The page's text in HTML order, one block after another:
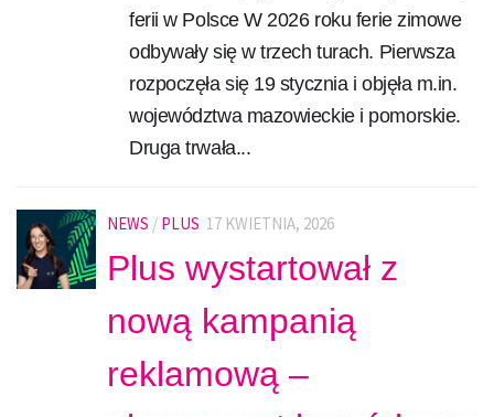
ferii w Polsce W 2026 roku ferie zimowe
odbywały się w trzech turach. Pierwsza
rozpoczęła się 19 stycznia i objęła m.in.
województwa mazowieckie i pomorskie.
Druga trwała...
NEWS / PLUS 17 KWIETNIA, 2026
Plus wystartował z
nową kampanią
reklamową –